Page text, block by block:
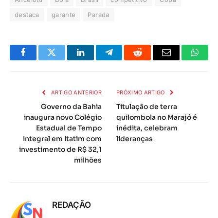
destaca
garante Parada
FacebookTwitter LinkedInTelegramaReddit
E-
ARTIGO ANTERIOR
Governo da Bahia
inaugura novo Colégio
Estadual de Tempo
Integral em Itatim com
investimento de R$ 32,1
milhões
PRÓXIMO ARTIGO
Titulação de terra
quilombola no Marajó é
inédita, celebram
lideranças
REDAÇÃO